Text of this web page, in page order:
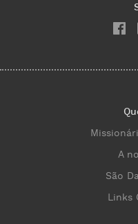
A
São
Links